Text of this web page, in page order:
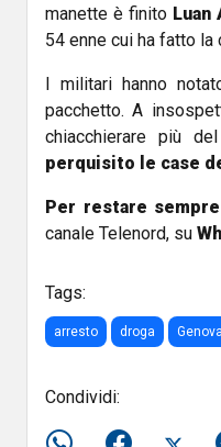
manette è finito Luan
54 enne cui ha fatto la
I militari hanno
pacchetto. A
chiacchierare più
perquisito le case
Per restare
canale Telenord, su
Tags:
arresto droga Genova
Condividi: